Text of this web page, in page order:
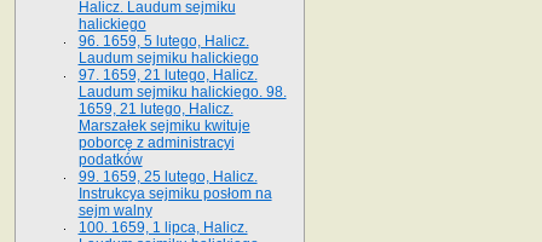
Halicz. Laudum sejmiku
halickiego
96. 1659, 5 lutego, Halicz.
Laudum sejmiku halickiego
97. 1659, 21 lutego, Halicz.
Laudum sejmiku halickiego. 98.
1659, 21 lutego, Halicz.
Marszałek sejmiku kwituje
poborcę z administracyi
podatków
99. 1659, 25 lutego, Halicz.
Instrukcya sejmiku posłom na
sejm walny
100. 1659, 1 lipca, Halicz.